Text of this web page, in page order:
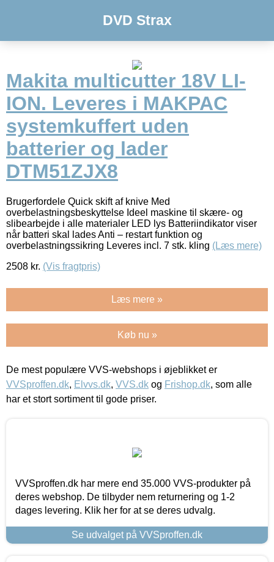
DVD Strax
Makita multicutter 18V LI-
ION. Leveres i MAKPAC
systemkuffert uden
batterier og lader
DTM51ZJX8
Brugerfordele Quick skift af knive Med
overbelastningsbeskyttelse Ideel maskine til skære- og
slibearbejde i alle materialer LED lys Batteriindikator viser
når batteri skal lades Anti – restart funktion og
overbelastningssikring Leveres incl. 7 stk. kling (Læs mere)
2508 kr. (Vis fragtpris)
Læs mere »
Køb nu »
De mest populære VVS-webshops i øjeblikket er
VVSproffen.dk, Elvvs.dk, VVS.dk og Frishop.dk, som alle
har et stort sortiment til gode priser.
VVSproffen.dk har mere end 35.000 VVS-produkter på
deres webshop. De tilbyder nem returnering og 1-2
dages levering. Klik her for at se deres udvalg.
Se udvalget på VVSproffen.dk